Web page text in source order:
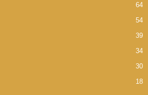
64
54
39
34
30
18